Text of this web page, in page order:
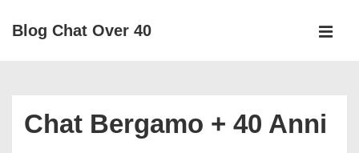
VaiBlog Chat Over 40
Chat Bergamo + 40 Anni